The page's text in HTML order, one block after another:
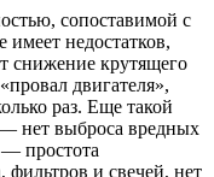
сопоставимой с
недостатков,
снижение крутящего
двигателя»,
раз. Еще такой
нет выброса вредных
простота
и свечей, нет